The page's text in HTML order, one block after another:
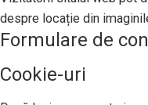
despre locație din
Formulare de
Cookie-uri